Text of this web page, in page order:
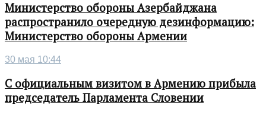
Министерство обороны Азербайджана
распространило очередную дезинформацию:
Министерство обороны Армении
30 мая 10:44
С официальным визитом в Армению прибыла
председатель Парламента Словении